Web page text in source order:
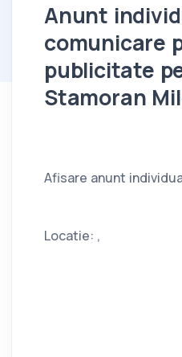
Anunt
comunicare
publicitate
Stamoran
Afisare anunt
Locatie: ,